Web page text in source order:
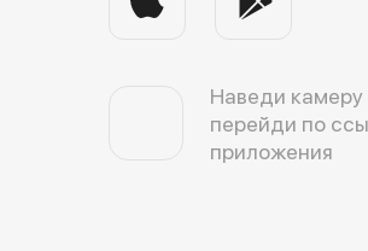
Наведи камеру
перейди по
приложения